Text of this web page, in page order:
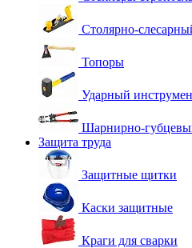
Столярно-
Топоры
Ударный
Шарнирно-
Защита труда
Защитные щитки
Каски защитные
Краги для сварки